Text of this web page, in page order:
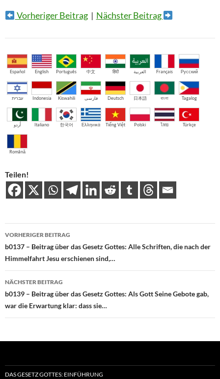
Vorheriger Beitrag| Nächster Beitrag
Español English Português 中文 हिंदी العربية Français Русский
עברית Indonesia Kiswahili فارسی Deutsch 日本語 বাংলা Tagalog
اُردو Italiano 한국어 Ελληνικά Tiếng Việt Polski ไทย Türkçe
Română
Teilen!
Beitragsnavigation
VORHERIGER BEITRAG
b0137 – Beitrag über das Gesetz Gottes: Alle Schriften, die nach der
Himmelfahrt Jesu erschienen sind,…
NÄCHSTER BEITRAG
b0139 – Beitrag über das Gesetz Gottes: Als Gott Seine Gebote gab,
war die Erwartung klar: dass sie…
DAS GESETZ GOTTES: EINFÜHRUNG